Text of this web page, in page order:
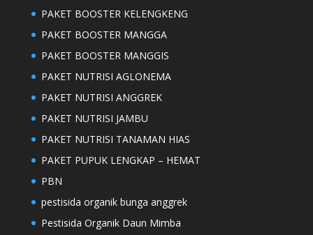
PAKET BOOSTER KELENGKENG
PAKET BOOSTER MANGGA
PAKET BOOSTER MANGGIS
PAKET NUTRISI AGLONEMA
PAKET NUTRISI ANGGREK
PAKET NUTRISI JAMBU
PAKET NUTRISI TANAMAN HIAS
PAKET PUPUK LENGKAP – HEMAT
PBN
pestisida organik bunga anggrek
Pestisida Organik Daun Mimba